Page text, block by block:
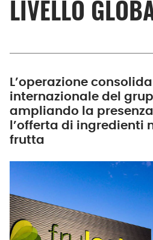
LIVELLO
L’operazione
internazionale del
ampliando la
l’offerta di ingredienti
frutta